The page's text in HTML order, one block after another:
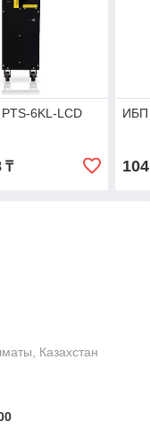
6KL-LCD
₸
ИБП
Казахстан